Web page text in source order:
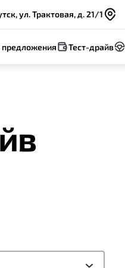
ул. Трактовая, д. 21/1
Тест-драйв